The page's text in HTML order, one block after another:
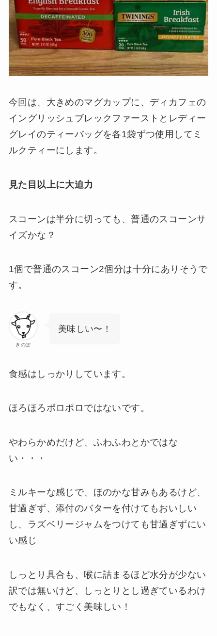
今回は、大きめのマグカップに、ディカフェの
イングリッシュブレックファーストとレディー
グレイのティーバッグを各1袋ずつ使用してミ
ルクティーにします。
見た目以上に大迫力
スコーンは半分に切っても、普通のスコーンサ
イズかな？
1個で普通のスコーン2個分は十分にありそうで
す。
きのぽ
美味しい〜！
食感はしっかりしています。
ほろほろポロポロではないです。
やわらかめだけど、ふわふわとかではな
い・・・
ミルキーな感じで、ほのかな甘みもあるけど、
甘過ぎず、添付のバターを付けてもおいしい
し、ラズベリージャムをつけても甘過ぎずにい
い感じ
しっとり具合も、喉に詰まるほど水分が少ない
訳では無いけど、しっとりとし過ぎているわけ
でもなく、すごく美味しい！